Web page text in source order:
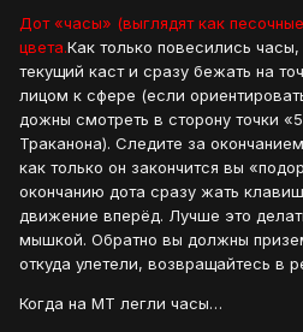
Дот «часы» (выглядят как
цвета.Как только повесились
текущий каст и сразу бежать на
лицом к сфере (если
дожны смотреть в сторону точки
Траканона). Следите за
как только он закончится вы
окончанию дота сразу жать
движение вперёд. Лучше это
мышкой. Обратно вы должны
откуда улетели, возвращайтесь в
Когда на МТ легли часы…